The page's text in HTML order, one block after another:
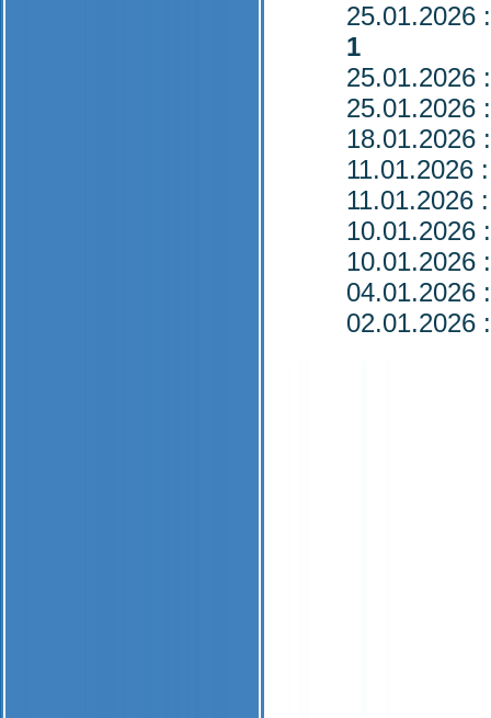
25.01.2026
1
25.01.2026
25.01.2026
18.01.2026
11.01.2026
11.01.2026
10.01.2026
10.01.2026
04.01.2026
02.01.2026